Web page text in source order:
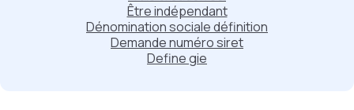
Être indépendant
Dénomination sociale définition
Demande numéro siret
Define gie